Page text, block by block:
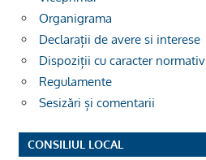
Organigrama
Declarații de avere si interese
Dispoziții cu caracter normativ
Regulamente
Sesizări și comentarii
CONSILIUL LOCAL